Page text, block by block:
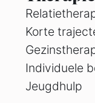
Korte
Individuele
Jeugdhulp